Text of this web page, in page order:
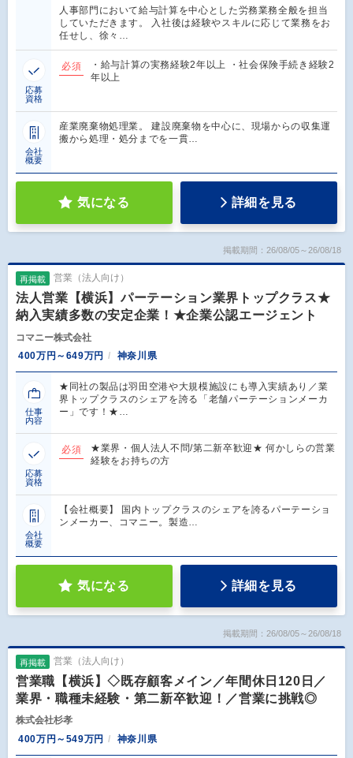
人事部門において給与計算を中心とした労務業務全般を担当
していただきます。 入社後は経験やスキルに応じて業務をお
任せし、徐々…
応募
資格
必須
・給与計算の実務経験2年以上 ・社会保険手続き経験2
年以上
会社
概要
産業廃棄物処理業。 建設廃棄物を中心に、現場からの収集運
搬から処理・処分までを一貫…
気になる 詳細を見る
掲載期間：26/08/05～26/08/18
再掲載 営業（法人向け）
法人営業【横浜】パーテーション業界トップクラス★
納入実績多数の安定企業！★企業公認エージェント
コマニー株式会社
400万円～649万円
神奈川県
仕事
内容
★同社の製品は羽田空港や大規模施設にも導入実績あり／業
界トップクラスのシェアを誇る「老舗パーテーションメーカ
ー」です！★…
応募
資格
必須
★業界・個人法人不問/第二新卒歓迎★ 何かしらの営業
経験をお持ちの方
会社
概要
【会社概要】 国内トップクラスのシェアを誇るパーテーショ
ンメーカー、コマニー。製造…
気になる 詳細を見る
掲載期間：26/08/05～26/08/18
再掲載 営業（法人向け）
営業職【横浜】◇既存顧客メイン／年間休日120日／
業界・職種未経験・第二新卒歓迎！／営業に挑戦◎
株式会社杉孝
400万円～549万円
神奈川県